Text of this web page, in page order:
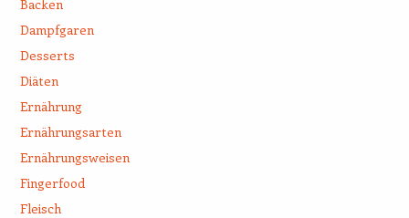
Backen
Dampfgaren
Desserts
Diäten
Ernährung
Ernährungsarten
Ernährungsweisen
Fingerfood
Fleisch